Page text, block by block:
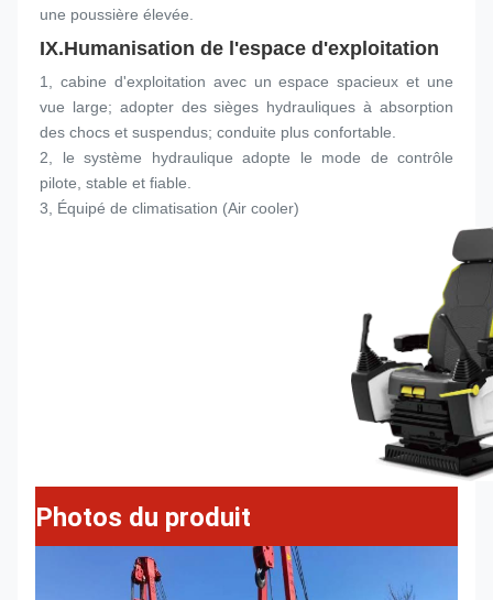
une poussière élevée.
IX.Humanisation de l'espace d'exploitation
1, cabine d'exploitation avec un espace spacieux et une
vue large; adopter des sièges hydrauliques à absorption
des chocs et suspendus; conduite plus confortable.
2, le système hydraulique adopte le mode de contrôle
pilote, stable et fiable.
3, Équipé de climatisation (Air cooler)
Photos du produit